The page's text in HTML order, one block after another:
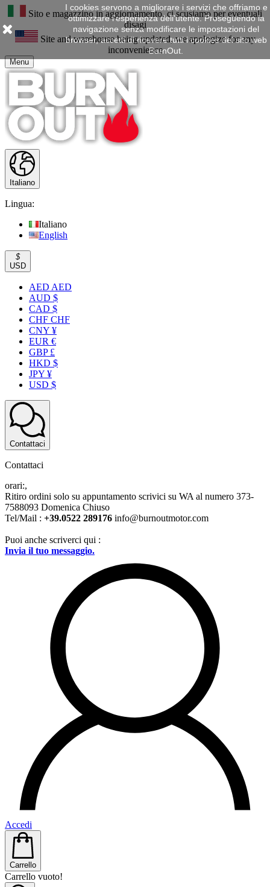
Sito e magazzino in aggiornamento, ci scusiamo per eventuali
disagi
Site and warehouse being updated, we apologize for any
inconvenience
Menu
Italiano
Lingua:
Italiano
English
$
USD
AED AED
AUD $
CAD $
CHF CHF
CNY ¥
EUR €
GBP £
HKD $
JPY ¥
USD $
Contattaci
Contattaci
orari:,
Ritiro ordini solo su appuntamento scrivici su WA al numero 373-
7588093 Domenica Chiuso
Tel/Mail : +39.0522 289176 info@burnoutmotor.com
Puoi anche scriverci qui :
Invia il tuo messaggio.
Accedi
Carrello
Carrello vuoto!
I cookies servono a migliorare i servizi che offriamo e
ottimizzare l'esperienza dell'utente. Proseguendo la
navigazione senza modificare le impostazioni del
browser, accetti di ricevere tutti i cookies del sito web
BurnOut.